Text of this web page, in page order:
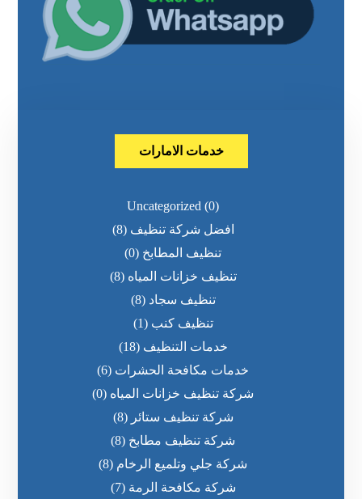
خدمات الامارات
Uncategorized (0)
افضل شركة تنظيف (8)
تنظيف المطابخ (0)
تنظيف خزانات المياه (8)
تنظيف سجاد (8)
تنظيف كنب (1)
خدمات التنظيف (18)
خدمات مكافحة الحشرات (6)
شركة تنظيف خزانات المياه (0)
شركة تنظيف ستائر (8)
شركة تنظيف مطابخ (8)
شركة جلي وتلميع الرخام (8)
شركة مكافحة الرمة (7)